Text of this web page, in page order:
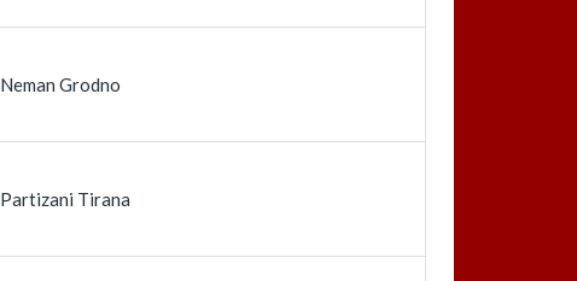
Neman Grodno
Partizani Tirana